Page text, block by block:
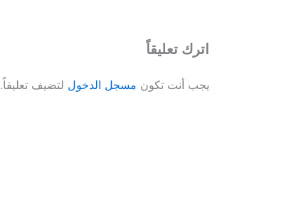
اترك تعليقاً
يجب أنت تكون مسجل الدخول لتضيف تعليقاً.